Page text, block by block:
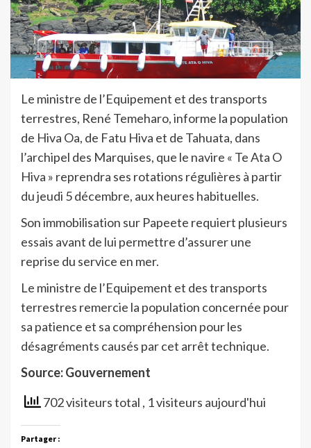
Le ministre de l’Equipement et des transports
terrestres, René Temeharo, informe la population
de Hiva Oa, de Fatu Hiva et de Tahuata, dans
l’archipel des Marquises, que le navire « Te Ata O
Hiva » reprendra ses rotations régulières à partir
du jeudi 5 décembre, aux heures habituelles.
Son immobilisation sur Papeete requiert plusieurs
essais avant de lui permettre d’assurer une
reprise du service en mer.
Le ministre de l’Equipement et des transports
terrestres remercie la population concernée pour
sa patience et sa compréhension pour les
désagréments causés par cet arrêt technique.
Source: Gouvernement
702 visiteurs total , 1 visiteurs aujourd'hui
Partager :